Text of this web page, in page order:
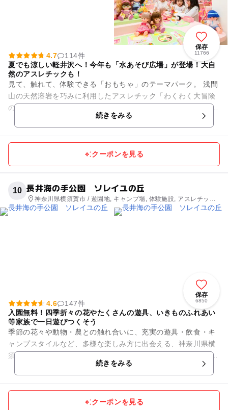
保存
11766
4.7
114件
夏でも涼しい軽井沢へ！今年も「水あそび広場」が登場！大自
然のアスレチックも！
見て、触れて、体験できる「おもちゃ」のテーマパーク。 浅間
山の天然溶岩を巧みに利用したアスレチック「わくわく大冒険
の森」が大人気！ ツリーハウスやジップロープ、標高約1,120
続きをみる
クーポンを見る
10 長井海の手公園 ソレイユの丘
神奈川県横須賀市 / 遊園地, キャンプ場, 体験施設, アスレチック,
公園・総合公園, 自然体験・アクティビティ
保存
6850
4.6
147件
入園無料！四季折々の花やたくさんの遊具、いきものふれあい
等家族で一日遊びつくそう
季節の花々や動物・農との触れ合いに、充実の遊具・飲食・キ
ャンプスタイルなど、多様な楽しみ方に出会える、神奈川県横
須賀市にある複合型エンターテインメントパーク。 都心から車
続きをみる
クーポンを見る